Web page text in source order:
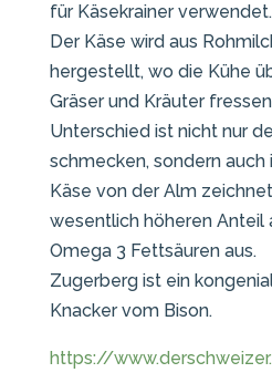
für Käsekrainer verwendet.
Der Käse wird aus
hergestellt, wo die Kühe
Gräser und Kräuter
Unterschied ist nicht nur
schmecken, sondern auch
Käse von der Alm
wesentlich höheren Anteil
Omega 3 Fettsäuren aus.
Zugerberg ist ein
Knacker vom Bison.
https://